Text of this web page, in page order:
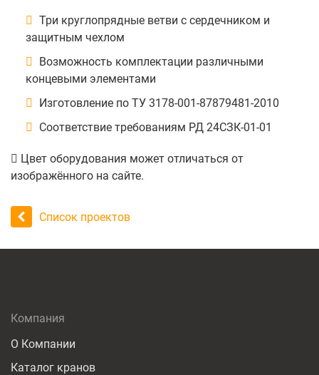
Три круглопрядные ветви с сердечником и
защитным чехлом
Возможность комплектации различными
концевыми элементами
Изготовление по ТУ 3178-001-87879481-2010
Соответствие требованиям РД 24СЗК-01-01
Цвет оборудования может отличаться от
изображённого на сайте.
Список проектов
Компания
О Компании
Каталог кранов